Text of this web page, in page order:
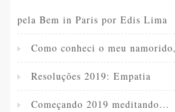
pela Bem in Paris por Edis Lima
Como conheci o meu
Resoluções 2019: Empatia
Começando 2019 meditando…